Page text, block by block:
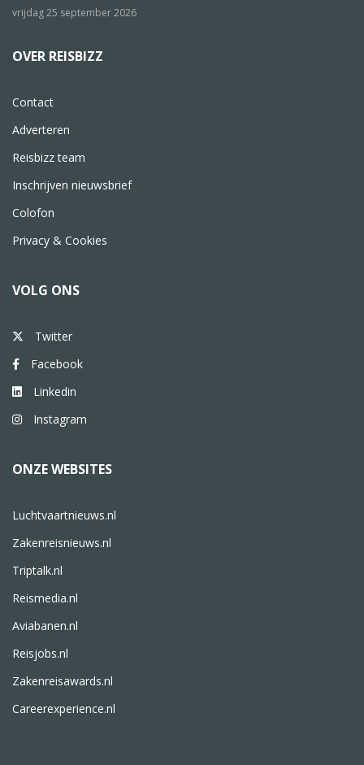
vrijdag 25 september 2026
OVER REISBIZZ
Contact
Adverteren
Reisbizz team
Inschrijven nieuwsbrief
Colofon
Privacy & Cookies
VOLG ONS
Twitter
Facebook
Linkedin
Instagram
ONZE WEBSITES
Luchtvaartnieuws.nl
Zakenreisnieuws.nl
Triptalk.nl
Reismedia.nl
Aviabanen.nl
Reisjobs.nl
Zakenreisawards.nl
Careerexperience.nl